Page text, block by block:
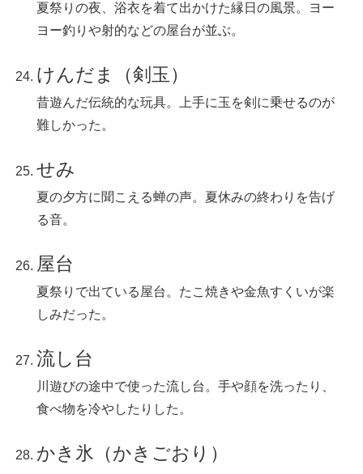
夏祭りの夜、浴衣を着て出かけた縁日の風景。ヨー
ヨー釣りや射的などの屋台が並ぶ。
けんだま（剣玉）
昔遊んだ伝統的な玩具。上手に玉を剣に乗せるのが
難しかった。
せみ
夏の夕方に聞こえる蝉の声。夏休みの終わりを告げ
る音。
屋台
夏祭りで出ている屋台。たこ焼きや金魚すくいが楽
しみだった。
流し台
川遊びの途中で使った流し台。手や顔を洗ったり、
食べ物を冷やしたりした。
かき氷（かきごおり）